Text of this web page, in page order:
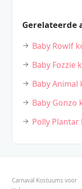
Gerelateerde
Baby Rowlf
Baby Fozzie
Baby Animal
Baby Gonzo
Polly
Carnaval Kostuums voor